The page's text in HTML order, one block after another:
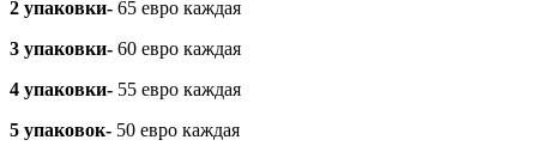
2 упаковки- 65 евро каждая
3 упаковки- 60 евро каждая
4 упаковки- 55 евро каждая
5 упаковок- 50 евро каждая